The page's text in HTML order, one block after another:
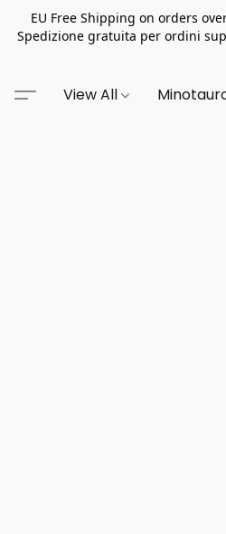
EU Free Shipping on orders
Spedizione gratuita per ordini
View All